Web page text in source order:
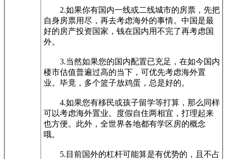
2.如果你有国内一线或二线城市的房票，先把
自身房票用尽，再去考虑海外的事情。中国是最
好的房产投资国家，钱在国内用不完了再考虑国
外。
3.当然如果您的国内配置已充足，在如今国内
楼市估值普遍过高的当下，可优先考虑海外置
业。毕竟，多个篮子放鸡蛋，总是好的。
4.如果您有移民或孩子留学等打算，那么同样
可以考虑海外置业。度假自住两相宜，打理起来
也方便。此外，全世界各地都有学区房的概念
哦。
5.目前国外的杠杆可能算是有优势的，且不占